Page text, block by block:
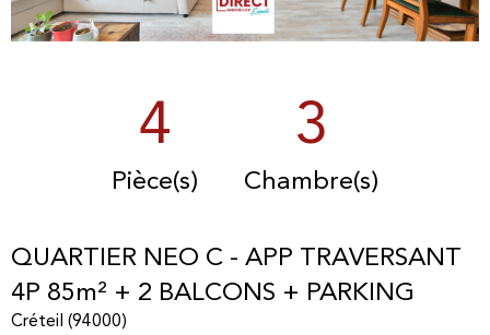
4
Pièce(s)
3
Chambre(s)
QUARTIER NEO C - APP TRAVERSANT
4P 85m² + 2 BALCONS + PARKING
Créteil (94000)